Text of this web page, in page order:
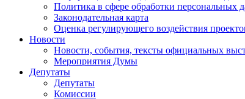
Политика в сфере обработки персональных
Законодательная карта
Оценка регулирующего воздействия
Новости
Новости, события, тексты официальных
Мероприятия Думы
Депутаты
Депутаты
Комиссии